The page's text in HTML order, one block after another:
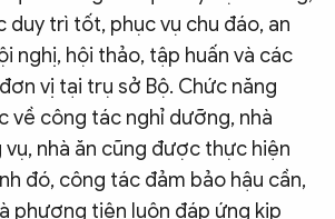
duy trì tốt, phục vụ chu đáo, an
nghị, hội thảo, tập huấn và các
vị tại trụ sở Bộ. Chức năng
về công tác nghỉ dưỡng, nhà
vụ, nhà ăn cũng được thực hiện
đó, công tác đảm bảo hậu cần,
phương tiện luôn đáp ứng kịp